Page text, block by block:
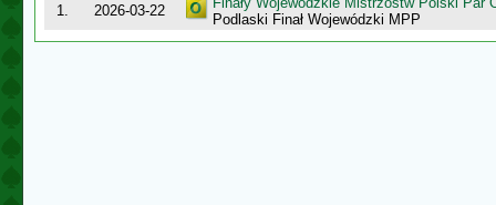
1.
2026-03-22
Podlaski Finał Wojewódzki MPP